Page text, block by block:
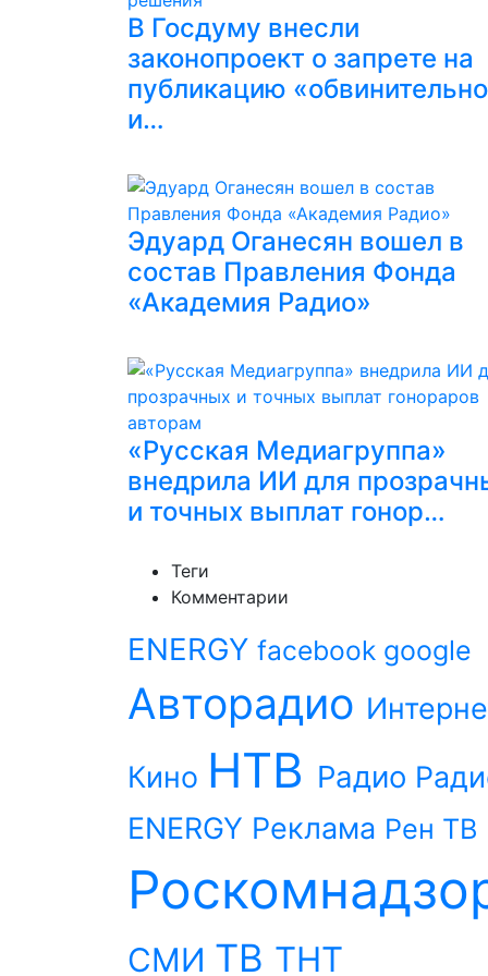
В Госдуму внесли
законопроект о запрете на
публикацию
и…
Эдуард Оганесян вошел в
состав Правления Фонда
«Академия Радио»
«Русская Медиагруппа»
внедрила ИИ для
и точных выплат гонор…
Теги
Комментарии
ENERGY facebook google
Авторадио
Кино НТВ Радио
ENERGY Реклама Рен ТВ
СМИ ТВ ТНТ